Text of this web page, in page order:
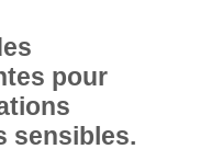
pour
sensibles.